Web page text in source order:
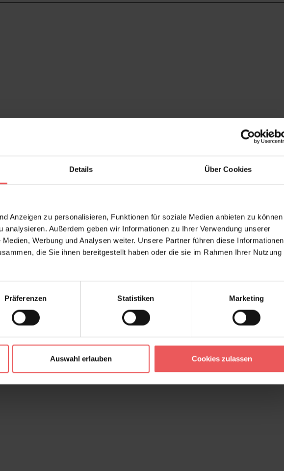
Details Über Cookies
Anzeigen zu personalisieren, Funktionen für soziale Medien anbieten zu können
analysieren. Außerdem geben wir Informationen zu Ihrer Verwendung unserer
Werbung und Analysen weiter. Unsere Partner führen diese Informationen
die Sie ihnen bereitgestellt haben oder die sie im Rahmen Ihrer Nutzung
Präferenzen Statistiken Marketing
Auswahl erlauben Cookies zulassen